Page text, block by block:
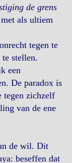
de grens
als ultiem
tegen te
te stellen.
een
De paradox is
zichzelf
van de ene
de wil. Dit
beseffen dat